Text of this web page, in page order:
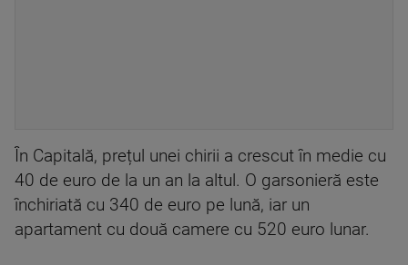
În Capitală, prețul unei chirii a crescut în medie cu
40 de euro de la un an la altul. O garsonieră este
închiriată cu 340 de euro pe lună, iar un
apartament cu două camere cu 520 euro lunar.